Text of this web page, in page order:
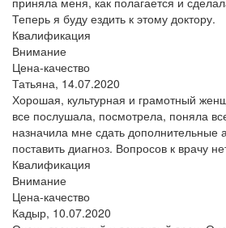
Теперь я буду ездить к этому доктору.
Квалификация
Внимание
Цена-качество
Татьяна, 14.07.2020
Хорошая, культурная и грамотный
все послушала, посмотрела, поняла
назначила мне сдать дополнительные
поставить диагноз. Вопросов к врачу
Квалификация
Внимание
Цена-качество
Кадыр, 10.07.2020